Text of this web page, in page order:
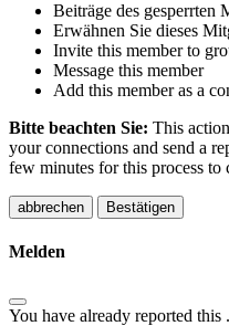
Beiträge des gesperrten
Erwähnen Sie dieses
Invite this member to
Message this member
Add this member as a
Bitte beachten Sie: This
your connections and send a
few minutes for this process to
Bestätigen
Melden
You have already reported this .